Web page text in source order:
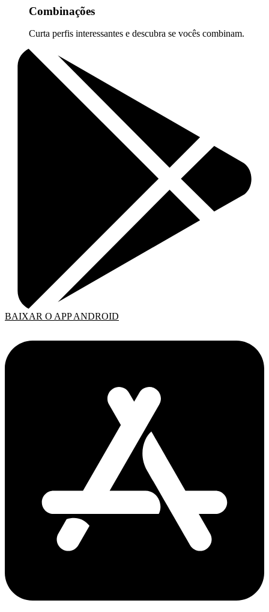
Combinações
Curta perfis interessantes e descubra se vocês combinam.
BAIXAR O APP ANDROID